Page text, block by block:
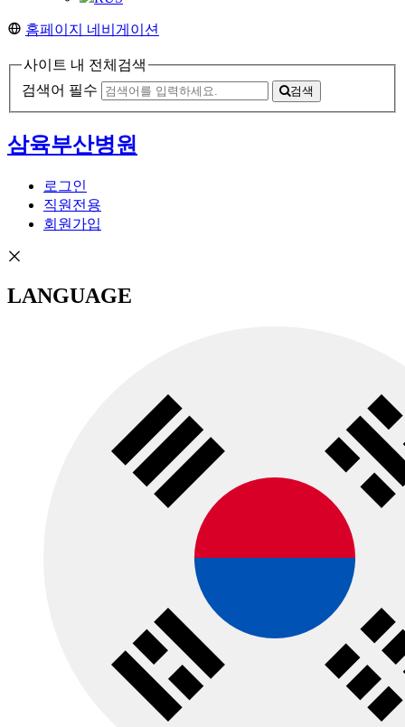
홈페이지 네비게이션
사이트 내 전체검색
검색어 필수
검색
삼육부산병원
로그인
직원전용
회원가입
LANGUAGE